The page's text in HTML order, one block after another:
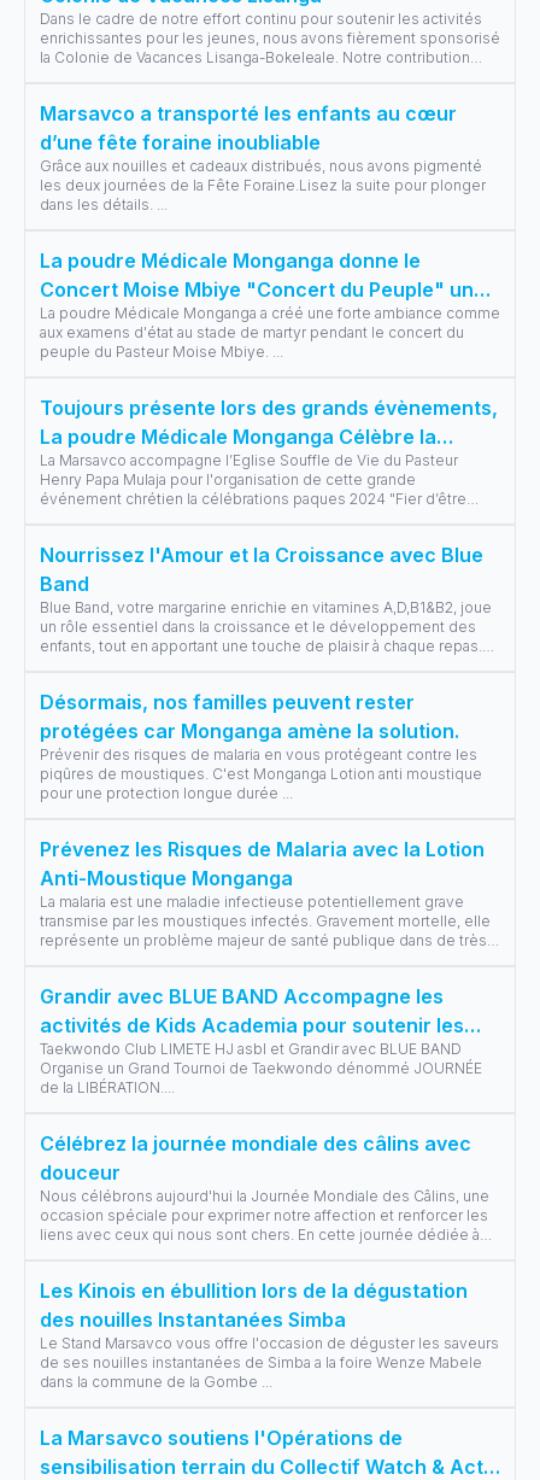
Dans le cadre de notre effort continu pour soutenir les activités
enrichissantes pour les jeunes, nous avons fièrement sponsorisé
la Colonie de Vacances Lisanga-Bokeleale. Notre contribution
Marsavco a transporté les enfants au cœur
d’une fête foraine inoubliable
Grâce aux nouilles et cadeaux distribués, nous avons pigmenté
les deux journées de la Fête Foraine.Lisez la suite pour plonger
dans les détails. ...
La poudre Médicale Monganga donne le
Concert Moise Mbiye "Concert du Peuple" une
autre dimension...
La poudre Médicale Monganga a créé une forte ambiance comme
aux examens d'état au stade de martyr pendant le concert du
peuple du Pasteur Moise Mbiye. ...
Toujours présente lors des grands évènements,
La poudre Médicale Monganga Célèbre la
pâques avec Henry Papa Mulaja
La Marsavco accompagne l’Eglise Souffle de Vie du Pasteur
Henry Papa Mulaja pour l'organisation de cette grande
événement chrétien la célébrations paques 2024 "Fier d’être
Nourrissez l'Amour et la Croissance avec Blue
Band
Blue Band, votre margarine enrichie en vitamines A,D,B1&B2, joue
un rôle essentiel dans la croissance et le développement des
enfants, tout en apportant une touche de plaisir à chaque repas.
Désormais, nos familles peuvent rester
protégées car Monganga amène la solution.
Prévenir des risques de malaria en vous protégeant contre les
piqûres de moustiques. C'est Monganga Lotion anti moustique
pour une protection longue durée ...
Prévenez les Risques de Malaria avec la Lotion
Anti-Moustique Monganga
La malaria est une maladie infectieuse potentiellement grave
transmise par les moustiques infectés. Gravement mortelle, elle
représente un problème majeur de santé publique dans de très
Grandir avec BLUE BAND Accompagne les
activités de Kids Academia pour soutenir les
sportifs.
Taekwondo Club LIMETE HJ asbl et Grandir avec BLUE BAND
Organise un Grand Tournoi de Taekwondo dénommé JOURNÉE
de la LIBÉRATION....
Célébrez la journée mondiale des câlins avec
douceur
Nous célébrons aujourd'hui la Journée Mondiale des Câlins, une
occasion spéciale pour exprimer notre affection et renforcer les
liens avec ceux qui nous sont chers. En cette journée dédiée à
Les Kinois en ébullition lors de la dégustation
des nouilles Instantanées Simba
Le Stand Marsavco vous offre l'occasion de déguster les saveurs
de ses nouilles instantanées de Simba a la foire Wenze Mabele
dans la commune de la Gombe ...
La Marsavco soutiens l'Opérations de
sensibilisation terrain du Collectif Watch & Act